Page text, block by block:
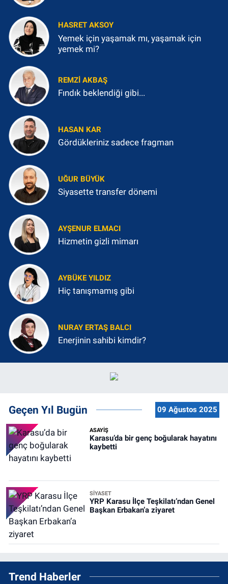
HASRET AKSOY
Yemek için yaşamak mı, yaşamak için
yemek mi?
REMZI AKBAŞ
Fındık beklendiği gibi...
HASAN KAR
Gördükleriniz sadece fragman
UĞUR BÜYÜK
Siyasette transfer dönemi
AYŞENUR ELMACI
Hizmetin gizli mimarı
AYBÜKE YILDIZ
Hiç tanışmamış gibi
NURAY ERTAŞ BALCI
Enerjinin sahibi kimdir?
Geçen Yıl Bugün 09 Ağustos 2025
ASAYİŞ
Karasu’da bir genç boğularak hayatını
kaybetti
SİYASET
YRP Karasu İlçe Teşkilatı’ndan Genel
Başkan Erbakan’a ziyaret
Trend Haberler